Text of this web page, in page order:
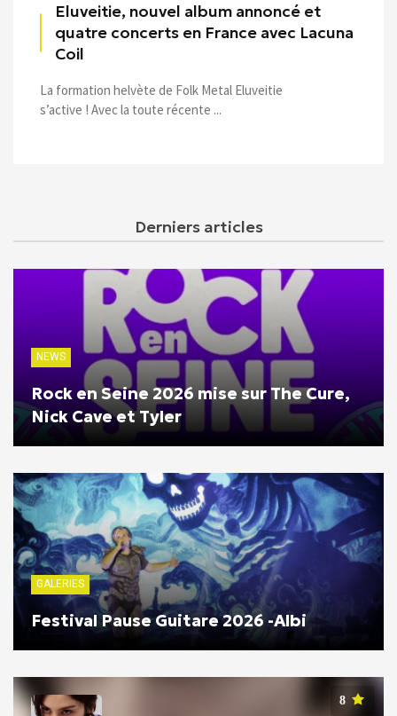
Eluveitie, nouvel album annoncé et
quatre concerts en France avec Lacuna
Coil
La formation helvète de Folk Metal Eluveitie
s’active ! Avec la toute récente ...
Derniers articles
NEWS
Rock en Seine 2026 mise sur The Cure,
Nick Cave et Tyler
GALERIES
Festival Pause Guitare 2026 -Albi
8